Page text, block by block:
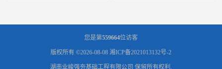
您是第559664位访客
版权所有 ©2026-08-08 湘ICP备2021013132号-2
湖南业峻强夯基础工程有限公司 保留所有权利.